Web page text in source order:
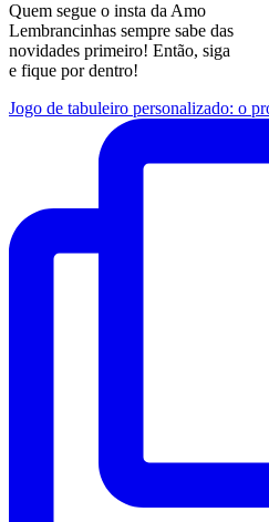
Quem segue o insta da Amo
Lembrancinhas sempre sabe das
novidades primeiro! Então, siga
e fique por dentro!
Jogo de tabuleiro personalizado: o